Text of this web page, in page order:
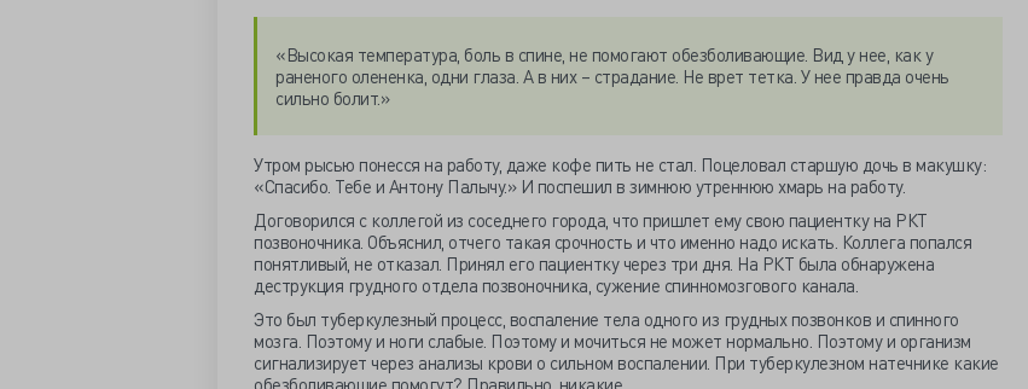
«Высокая температура, боль в спине, не помогают обезболивающие. Вид у нее, как у
раненого олененка, одни глаза. А в них – страдание. Не врет тетка. У нее правда очень
сильно болит.»
Утром рысью понесся на работу, даже кофе пить не стал. Поцеловал старшую дочь в макушку:
«Спасибо. Тебе и Антону Палычу.» И поспешил в зимнюю утреннюю хмарь на работу.
Договорился с коллегой из соседнего города, что пришлет ему свою пациентку на РКТ
позвоночника. Объяснил, отчего такая срочность и что именно надо искать. Коллега попался
понятливый, не отказал. Принял его пациентку через три дня. На РКТ была обнаружена
деструкция грудного отдела позвоночника, сужение спинномозгового канала.
Это был туберкулезный процесс, воспаление тела одного из грудных позвонков и спинного
мозга. Поэтому и ноги слабые. Поэтому и мочиться не может нормально. Поэтому и организм
сигнализирует через анализы крови о сильном воспалении. При туберкулезном натечнике какие
обезболивающие помогут? Правильно, никакие.